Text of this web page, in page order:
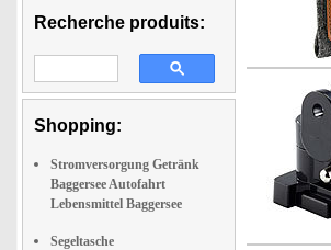
Recherche produits:
Shopping:
Stromversorgung Getränk
Baggersee Autofahrt
Lebensmittel Baggersee
Segeltasche